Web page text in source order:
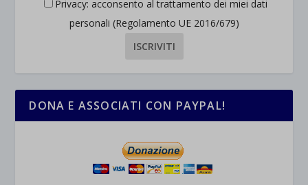
Privacy: acconsento al trattamento dei miei dati
personali (Regolamento UE 2016/679)
DONA E ASSOCIATI CON PAYPAL!